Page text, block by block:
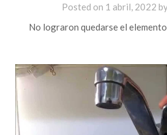
Posted on 1 abril, 2022
No lograron quedarse el